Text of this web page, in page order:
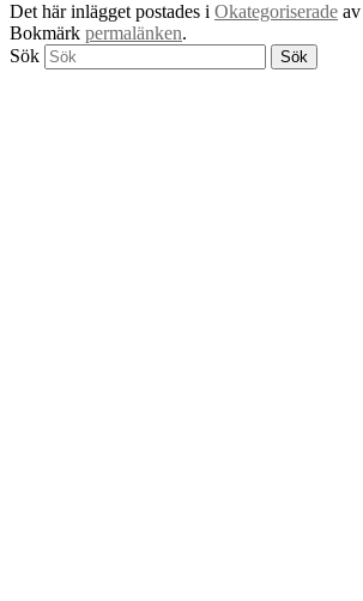
Det här inlägget postades i Okategoriserade av
Bokmärk permalänken.
Sök